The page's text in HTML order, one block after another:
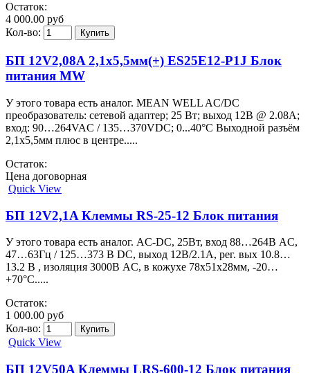
Остаток:
4 000.00 руб
Кол-во:
БП 12V2,08A 2,1х5,5мм(+) ES25E12-P1J Блок
питания MW
У этого товара есть аналог. MEAN WELL AC/DC
преобразователь: сетевой адаптер; 25 Вт; выход 12В @ 2.08А;
вход: 90…264VAC / 135…370VDC; 0...40°C Выходной разъём
2,1х5,5мм плюс в центре.....
Остаток:
Цена договорная
Quick View
БП 12V2,1A Клеммы RS-25-12 Блок питания
У этого товара есть аналог. AC-DC, 25Вт, вход 88…264В AC,
47…63Гц / 125…373 В DC, выход 12В/2.1A, рег. вых 10.8…
13.2 В , изоляция 3000В AC, в кожухе 78х51х28мм, -20…
+70°С.....
Остаток:
1 000.00 руб
Кол-во:
Quick View
БП 12V50A Клеммы LRS-600-12 Блок питания